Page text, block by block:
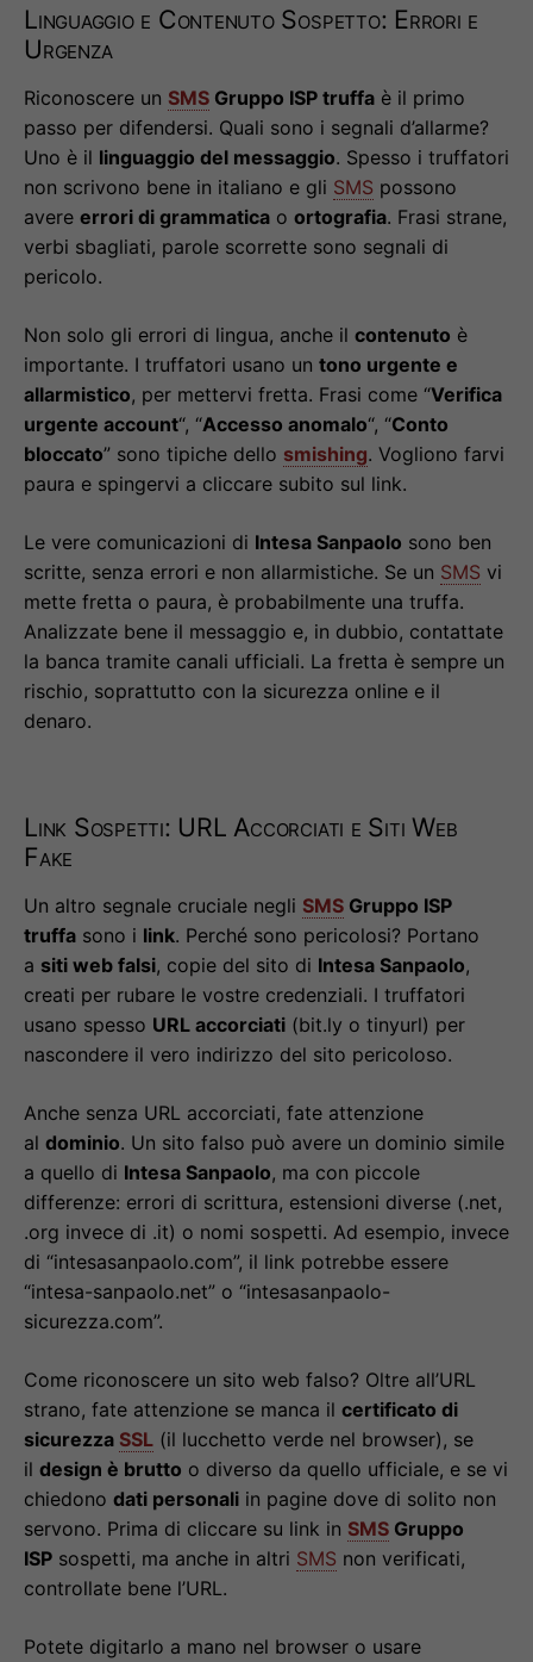
Linguaggio e Contenuto Sospetto: Errori e
Urgenza
Riconoscere un SMS Gruppo ISP truffa è il primo
passo per difendersi. Quali sono i segnali d’allarme?
Uno è il linguaggio del messaggio. Spesso i truffatori
non scrivono bene in italiano e gli SMS possono
avere errori di grammatica o ortografia. Frasi strane,
verbi sbagliati, parole scorrette sono segnali di
pericolo.
Non solo gli errori di lingua, anche il contenuto è
importante. I truffatori usano un tono urgente e
allarmistico, per mettervi fretta. Frasi come “Verifica
urgente account“, “Accesso anomalo“, “Conto
bloccato” sono tipiche dello smishing. Vogliono farvi
paura e spingervi a cliccare subito sul link.
Le vere comunicazioni di Intesa Sanpaolo sono ben
scritte, senza errori e non allarmistiche. Se un SMS vi
mette fretta o paura, è probabilmente una truffa.
Analizzate bene il messaggio e, in dubbio, contattate
la banca tramite canali ufficiali. La fretta è sempre un
rischio, soprattutto con la sicurezza online e il
denaro.
Link Sospetti: URL Accorciati e Siti Web
Fake
Un altro segnale cruciale negli SMS Gruppo ISP
truffa sono i link. Perché sono pericolosi? Portano
a siti web falsi, copie del sito di Intesa Sanpaolo,
creati per rubare le vostre credenziali. I truffatori
usano spesso URL accorciati (bit.ly o tinyurl) per
nascondere il vero indirizzo del sito pericoloso.
Anche senza URL accorciati, fate attenzione
al dominio. Un sito falso può avere un dominio simile
a quello di Intesa Sanpaolo, ma con piccole
differenze: errori di scrittura, estensioni diverse (.net,
.org invece di .it) o nomi sospetti. Ad esempio, invece
di “intesasanpaolo.com”, il link potrebbe essere
“intesa-sanpaolo.net” o “intesasanpaolo-
sicurezza.com”.
Come riconoscere un sito web falso? Oltre all’URL
strano, fate attenzione se manca il certificato di
sicurezza SSL (il lucchetto verde nel browser), se
il design è brutto o diverso da quello ufficiale, e se vi
chiedono dati personali in pagine dove di solito non
servono. Prima di cliccare su link in SMS Gruppo
ISP sospetti, ma anche in altri SMS non verificati,
controllate bene l’URL.
Potete digitarlo a mano nel browser o usare